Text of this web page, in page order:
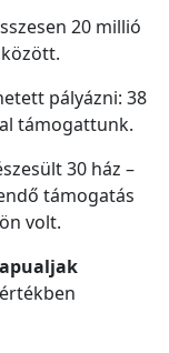
20 millió
pályázni: 38
támogattunk.
30 ház –
támogatás
volt.
értékben